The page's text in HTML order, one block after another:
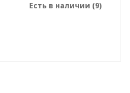
Есть в наличии (9)